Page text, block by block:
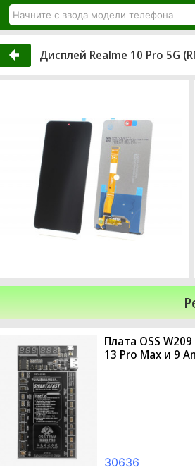
Дисплей Realme 10 Pro 5G
Плата OSS
13 Pro Max и 9
30636